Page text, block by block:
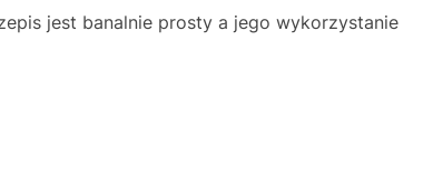
jest banalnie prosty a jego wykorzystanie